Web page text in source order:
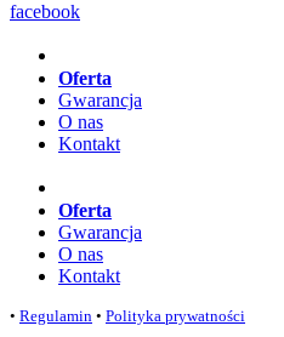
facebook
Oferta
Gwarancja
O nas
Kontakt
Oferta
Gwarancja
O nas
Kontakt
• Regulamin • Polityka prywatności